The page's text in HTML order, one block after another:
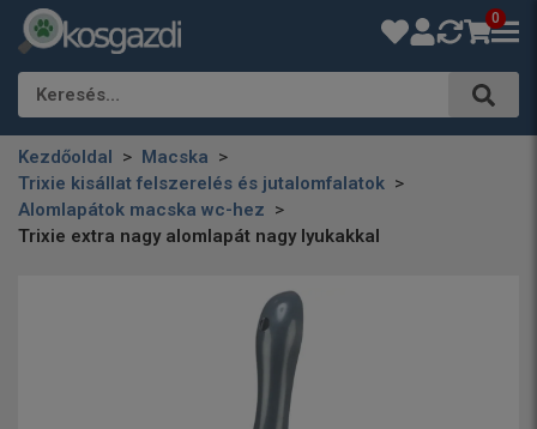
0
Keresés…
Kezdőoldal
Macska
Trixie kisállat felszerelés és jutalomfalatok
Alomlapátok macska wc-hez
Trixie extra nagy alomlapát nagy lyukakkal